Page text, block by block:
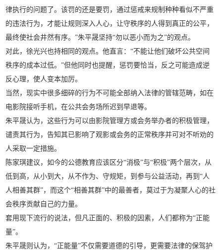
律执行的问题了。该罚的还是要罚，通过惩戒来规制种种看似不严重
的违法行为，才能让规则深入人心，让守秩序的人得到真正的公平，
最终使社会井然有序。”朱平晟坚持“勿以恶小而为之”的观点。
对此，徐光兴也持相同的观点。他直言：“不能让他们破坏公共空间
秩序的成本过低。”但他同时也提醒，惩罚要恰当，反之可能造成逆
反心理，使人变本加厉。
当然，现实中很多细碎的行为不可能全部纳入法律的管辖范畴，如在
电影院接听手机，在公共会务场所迟到早退等。
朱平晟认为，这些行为可以由影院管理方或会务举办者的积极管理，
谴责其行为，告知其已影响了观影或会务的正常秩序并可对不听劝的
人采取一定措施。
陈家琪建议，如今的公德教育应该区分“消极”与“积极”两个层次，从
低到高，从小到大，从不作为、守规矩，到参与公益活动，再到“人
人相善其群”，而这个“相善其群”中的最善者，莫过于为凝聚人心的社
会秩序贡献自己的力量。
套用现下流行的说法，但凡正面的、积极的因素，人们都称为“正能
量”。
朱平晟则认为，“正能量”不仅需要道德的引导，更需要法律的保驾护